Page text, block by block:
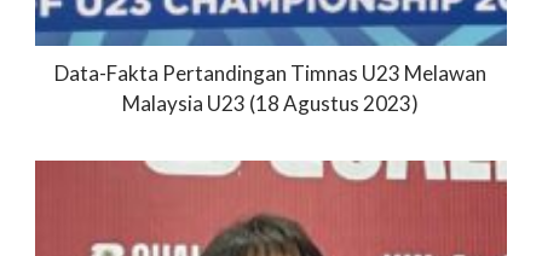
Data-Fakta Pertandingan Timnas U23 Melawan
Malaysia U23 (18 Agustus 2023)